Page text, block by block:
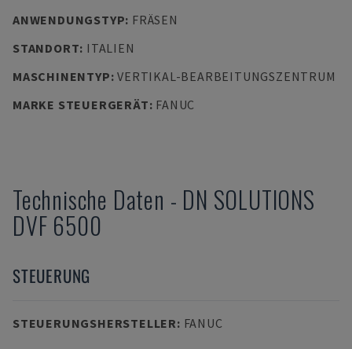
ANWENDUNGSTYP: FRÄSEN
STANDORT: ITALIEN
MASCHINENTYP:VERTIKAL-BEARBEITUNGSZENTRUM
MARKE STEUERGERÄT: FANUC
Technische Daten - DN SOLUTIONS
DVF 6500
STEUERUNG
STEUERUNGSHERSTELLER: FANUC